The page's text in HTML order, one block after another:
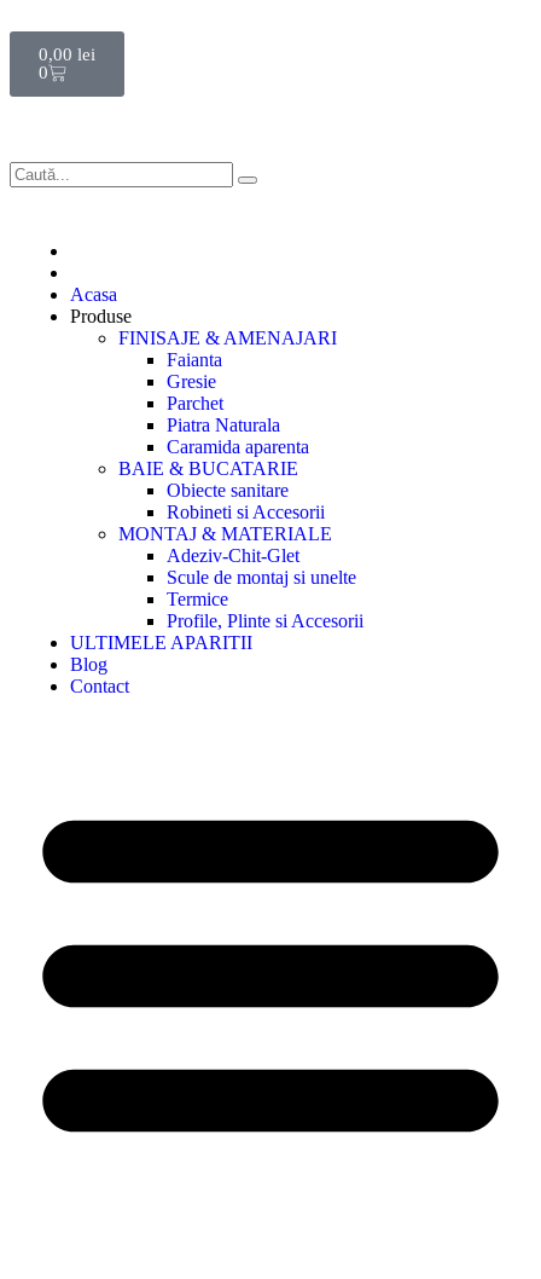
0,00 lei
0
Acasa
Produse
FINISAJE & AMENAJARI
Faianta
Gresie
Parchet
Piatra Naturala
Caramida aparenta
BAIE & BUCATARIE
Obiecte sanitare
Robineti si Accesorii
MONTAJ & MATERIALE
Adeziv-Chit-Glet
Scule de montaj si unelte
Termice
Profile, Plinte si Accesorii
ULTIMELE APARITII
Blog
Contact